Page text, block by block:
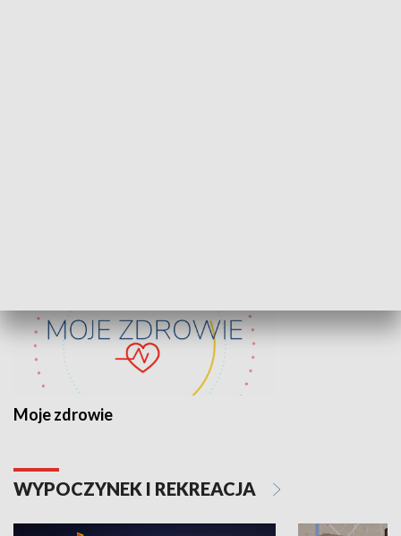
Moje zdrowie
WYPOCZYNEK I REKREACJA